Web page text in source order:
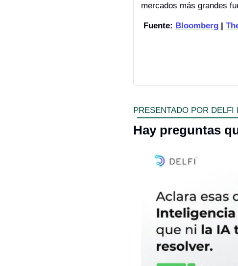
mercados más grandes
Fuente: Bloomberg |
PRESENTADO POR DELFI
Hay preguntas